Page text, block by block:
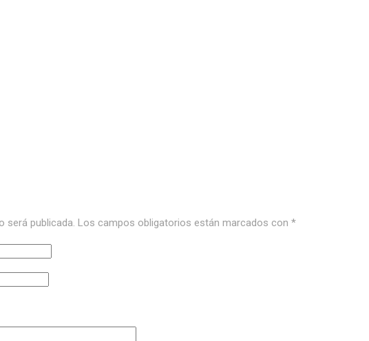
será publicada. Los campos obligatorios están marcados con *